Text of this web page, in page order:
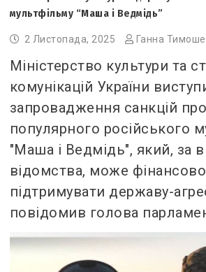
мультфільму “Маша і Ведмідь”
2 Листопада, 2025 Ганна
Міністерство культури та
комунікацій України
запровадження санкцій
популярного російського
"Маша і Ведмідь", який, за
відомства, може фінансово
підтримувати державу-
повідомив голова